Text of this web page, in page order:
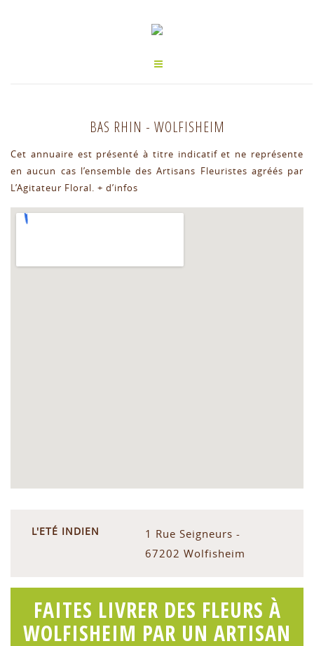
BAS RHIN - WOLFISHEIM
Cet annuaire est présenté à titre indicatif et ne représente
en aucun cas l’ensemble des Artisans Fleuristes agréés par
L’Agitateur Floral. + d’infos
L'ETÉ INDIEN
1 Rue Seigneurs -
67202 Wolfisheim
FAITES LIVRER DES FLEURS À
WOLFISHEIM PAR UN ARTISAN